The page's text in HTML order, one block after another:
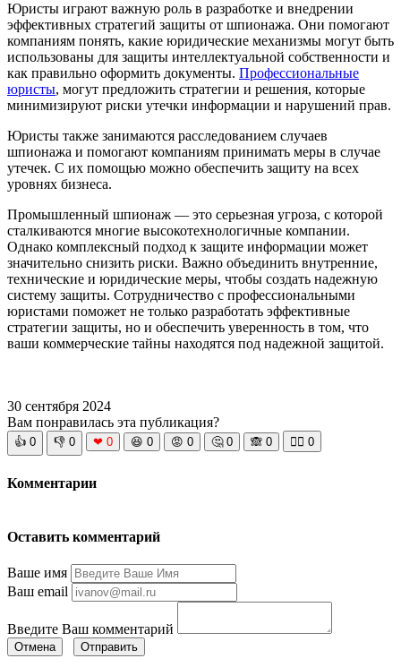
Юристы играют важную роль в разработке и внедрении
эффективных стратегий защиты от шпионажа. Они помогают
компаниям понять, какие юридические механизмы могут быть
использованы для защиты интеллектуальной собственности и
как правильно оформить документы. Профессиональные
юристы, могут предложить стратегии и решения, которые
минимизируют риски утечки информации и нарушений прав.
Юристы также занимаются расследованием случаев
шпионажа и помогают компаниям принимать меры в случае
утечек. С их помощью можно обеспечить защиту на всех
уровнях бизнеса.
Промышленный шпионаж — это серьезная угроза, с которой
сталкиваются многие высокотехнологичные компании.
Однако комплексный подход к защите информации может
значительно снизить риски. Важно объединить внутренние,
технические и юридические меры, чтобы создать надежную
систему защиты. Сотрудничество с профессиональными
юристами поможет не только разработать эффективные
стратегии защиты, но и обеспечить уверенность в том, что
ваши коммерческие тайны находятся под надежной защитой.
30 сентября 2024
Вам понравилась эта публикация?
👍 0 👎 0 ❤ 0 😆 0 😡 0 🤔 0 🙈 0 🧘‍♀️ 0
Комментарии
Оставить комментарий
Ваше имя
Ваш email
Введите Ваш комментарий
Отмена Отправить